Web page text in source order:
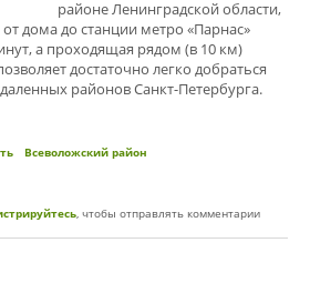
районе Ленинградской области,
дома до станции метро «Парнас»
а проходящая рядом (в 10 км)
достаточно легко добраться
районов Санкт-Петербурга.
Всеволожский район
, чтобы отправлять комментарии